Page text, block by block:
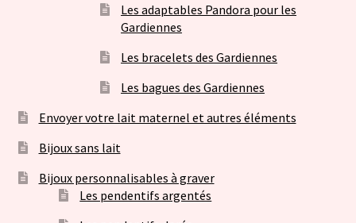
Les adaptables Pandora pour les
Gardiennes
Les bracelets des Gardiennes
Les bagues des Gardiennes
Envoyer votre lait maternel et autres éléments
Bijoux sans lait
Bijoux personnalisables à graver
Les pendentifs argentés